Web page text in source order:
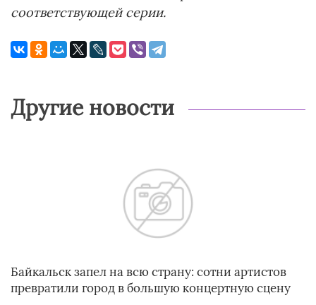
соответствующей серии.
Другие новости
Байкальск запел на всю страну: сотни артистов
превратили город в большую концертную сцену